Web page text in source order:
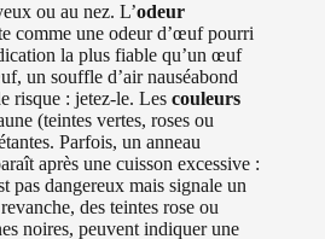
ou au nez. L’odeur
comme une odeur d’œuf pourri
la plus fiable qu’un œuf
un souffle d’air nauséabond
risque : jetez-le. Les couleurs
(teintes vertes, roses ou
Parfois, un anneau
après une cuisson excessive :
pas dangereux mais signale un
des teintes rose ou
noires, peuvent indiquer une